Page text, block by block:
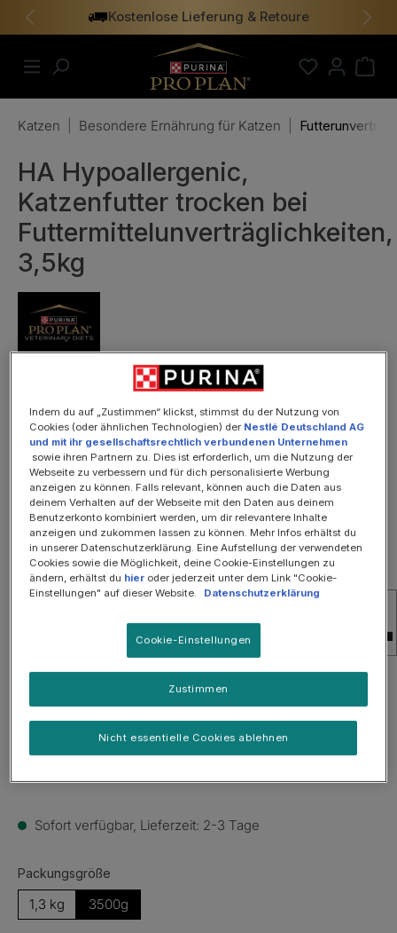
springen Kostenlose Lieferung & Retoure
Vorheriges
Katzen Besondere Ernährung für Katzen
HA Hypoallergenic,
Katzenfutter trocken bei
Futtermittelunverträglichkeiten,
3,5kg
SOMMER-SALE: 25%
Inhalt:3.5 Kilogramm(15,77 € / 1 Kilogramm)
Versandkostenfrei
Sofort verfügbar, Lieferzeit: 2-3 Tage
Packungsgröße
1,3 kg 3500g
Indem du auf „Zustimmen“ klickst, stimmst du der Nutzung von
Cookies (oder ähnlichen Technologien) der Nestlé Deutschland AG
und mit ihr gesellschaftsrechtlich verbundenen Unternehmen
sowie ihren Partnern zu. Dies ist erforderlich, um die Nutzung der
Webseite zu verbessern und für dich personalisierte Werbung
anzeigen zu können. Falls relevant, können auch die Daten aus
deinem Verhalten auf der Webseite mit den Daten aus deinem
Benutzerkonto kombiniert werden, um dir relevantere Inhalte
anzeigen und zukommen lassen zu können. Mehr Infos erhältst du
in unserer Datenschutzerklärung. Eine Aufstellung der verwendeten
Cookies sowie die Möglichkeit, deine Cookie-Einstellungen zu
ändern, erhältst du hier oder jederzeit unter dem Link "Cookie-
Einstellungen" auf dieser Website.
Datenschutzerklärung
Cookie-Einstellungen
Nicht essentielle Cookies ablehnen
Zustimmen